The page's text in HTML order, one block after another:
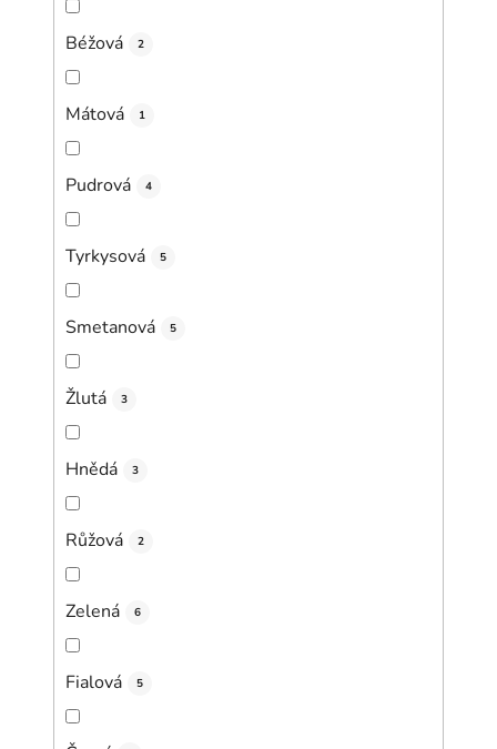
Béžová 2
Mátová 1
Pudrová 4
Tyrkysová 5
Smetanová 5
Žlutá 3
Hnědá 3
Růžová 2
Zelená 6
Fialová 5